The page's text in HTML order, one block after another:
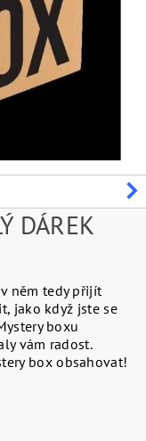
DÁREK
něm tedy přijít
jako když jste se
boxu
vám radost.
box obsahovat!